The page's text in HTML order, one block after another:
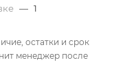
— 1
остатки и срок
менеджер после